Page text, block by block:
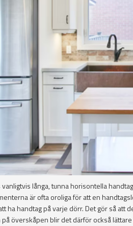
långa, tunna horisontella
är ofta oroliga för att en
ha handtag på varje dörr. Det gör så
överskåpen blir det därför också